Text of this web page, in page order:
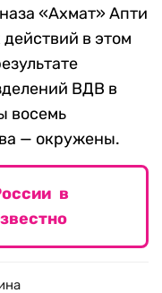
«Ахмат» Апти
в этом
ВДВ в
восемь
— окружены.
в